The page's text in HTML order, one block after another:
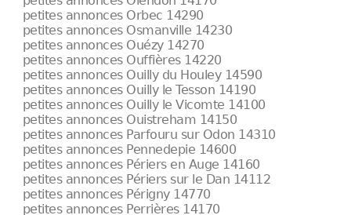
petites annonces Orbec 14290
petites annonces Osmanville 14230
petites annonces Ouézy 14270
petites annonces Ouffières 14220
petites annonces Ouilly du Houley 14590
petites annonces Ouilly le Tesson 14190
petites annonces Ouilly le Vicomte 14100
petites annonces Ouistreham 14150
petites annonces Parfouru sur Odon 14310
petites annonces Pennedepie 14600
petites annonces Périers en Auge 14160
petites annonces Périers sur le Dan 14112
petites annonces Périgny 14770
petites annonces Perrières 14170